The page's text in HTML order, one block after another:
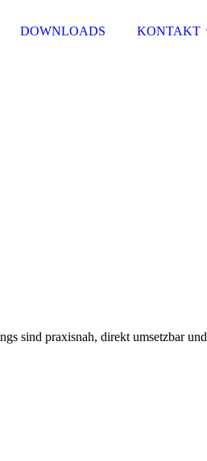
DOWNLOADS KONTAKT
sind praxisnah, direkt umsetzbar und